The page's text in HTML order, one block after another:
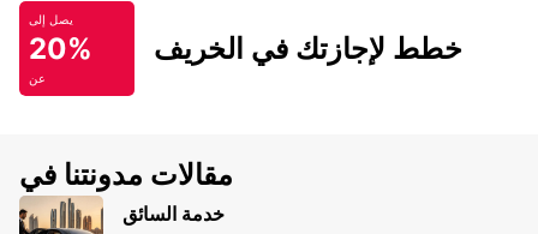
يصل إلى
20%
عن
خطط لإجازتك في الخريف
مقالات مدونتنا في
خدمة السائق